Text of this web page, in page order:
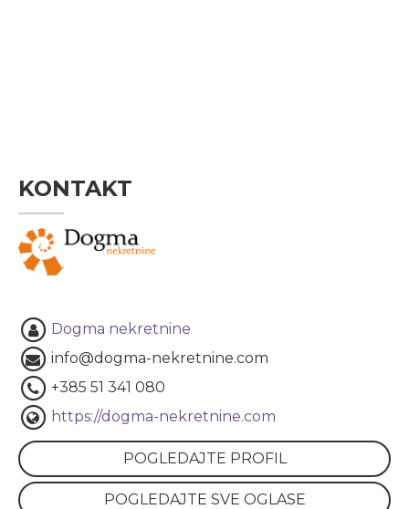
KONTAKT
Dogma nekretnine
info@dogma-nekretnine.com
+385 51 341 080
https://dogma-nekretnine.com
POGLEDAJTE PROFIL
POGLEDAJTE SVE OGLASE